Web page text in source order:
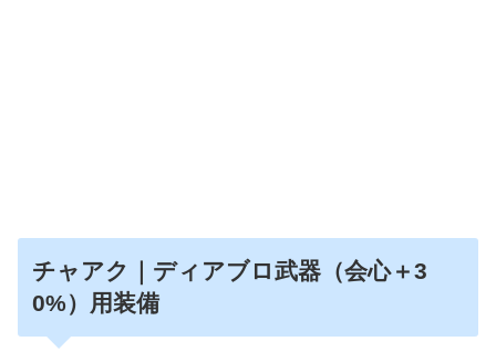
チャアク｜ディアブロ武器（会心＋3
0%）用装備